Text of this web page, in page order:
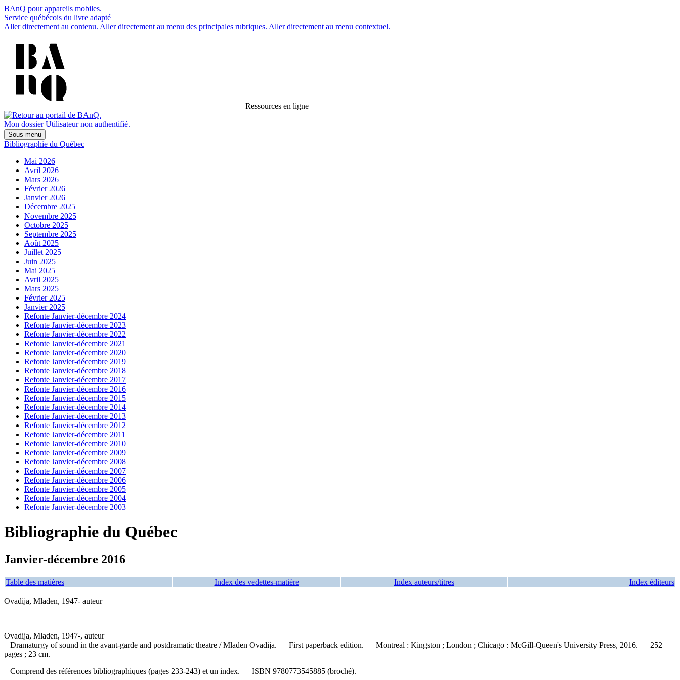
BAnQ pour appareils mobiles.
Service québécois du livre adapté
Aller directement au contenu. Aller directement au menu des principales rubriques. Aller directement au menu contextuel.
Ressources en ligne
Mon dossier Utilisateur non authentifié.
Sous-menu
Bibliographie du Québec
Mai 2026
Avril 2026
Mars 2026
Février 2026
Janvier 2026
Décembre 2025
Novembre 2025
Octobre 2025
Septembre 2025
Août 2025
Juillet 2025
Juin 2025
Mai 2025
Avril 2025
Mars 2025
Février 2025
Janvier 2025
Refonte Janvier-décembre 2024
Refonte Janvier-décembre 2023
Refonte Janvier-décembre 2022
Refonte Janvier-décembre 2021
Refonte Janvier-décembre 2020
Refonte Janvier-décembre 2019
Refonte Janvier-décembre 2018
Refonte Janvier-décembre 2017
Refonte Janvier-décembre 2016
Refonte Janvier-décembre 2015
Refonte Janvier-décembre 2014
Refonte Janvier-décembre 2013
Refonte Janvier-décembre 2012
Refonte Janvier-décembre 2011
Refonte Janvier-décembre 2010
Refonte Janvier-décembre 2009
Refonte Janvier-décembre 2008
Refonte Janvier-décembre 2007
Refonte Janvier-décembre 2006
Refonte Janvier-décembre 2005
Refonte Janvier-décembre 2004
Refonte Janvier-décembre 2003
Bibliographie du Québec
Janvier-décembre 2016
Table des matières Index des vedettes-matière Index auteurs/titres Index éditeurs
Ovadija, Mladen, 1947- auteur
Ovadija, Mladen, 1947-, auteur
Dramaturgy of sound in the avant-garde and postdramatic theatre / Mladen Ovadija. — First paperback edition. — Montreal : Kingston ; London ; Chicago : McGill-Queen's University Press, 2016. — 252
pages ; 23 cm.
Comprend des références bibliographiques (pages 233-243) et un index. — ISBN 9780773545885 (broché).